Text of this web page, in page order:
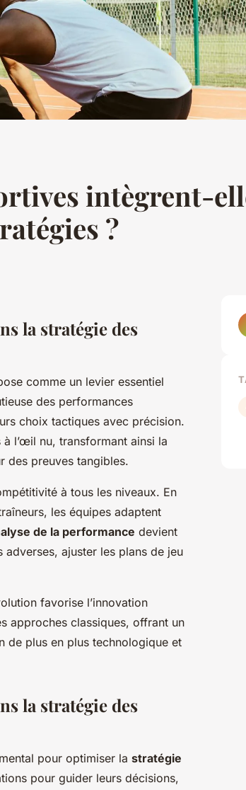
intègrent-
?
la stratégie des
comme un levier essentiel
des performances
choix tactiques avec précision.
l’œil nu, transformant ainsi la
des preuves tangibles.
à tous les niveaux. En
les équipes adaptent
de la performance devient
ajuster les plans de jeu
favorise l’innovation
approches classiques, offrant un
de plus en plus technologique et
la stratégie des
pour optimiser la stratégie
pour guider leurs décisions,